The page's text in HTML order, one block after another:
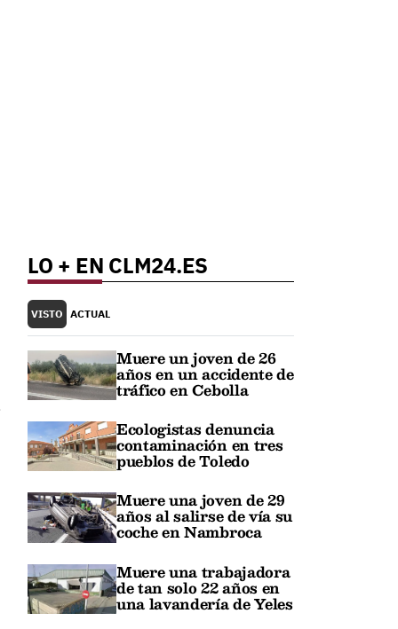
LO + EN CLM24.ES
VISTO ACTUAL
Muere un joven de 26
años en un accidente de
tráfico en Cebolla
Ecologistas denuncia
contaminación en tres
pueblos de Toledo
Muere una joven de 29
años al salirse de vía su
coche en Nambroca
Muere una trabajadora
de tan solo 22 años en
una lavandería de Yeles